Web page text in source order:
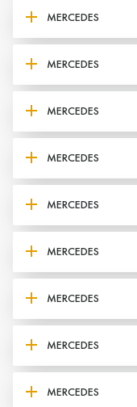
MERCEDES
MERCEDES
MERCEDES
MERCEDES
MERCEDES
MERCEDES
MERCEDES
MERCEDES
MERCEDES